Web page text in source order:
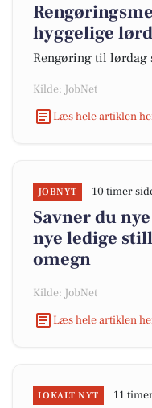
hyggelige
Rengøring til lørdag
Kilde: JobNet
Læs hele artiklen
JOBNYT 10 timer
Savner du
nye ledige
omegn
Kilde: JobNet
Læs hele artiklen
LOKALT NYT 11